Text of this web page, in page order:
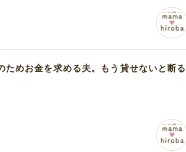
ためお金を求める夫。もう貸せないと断る